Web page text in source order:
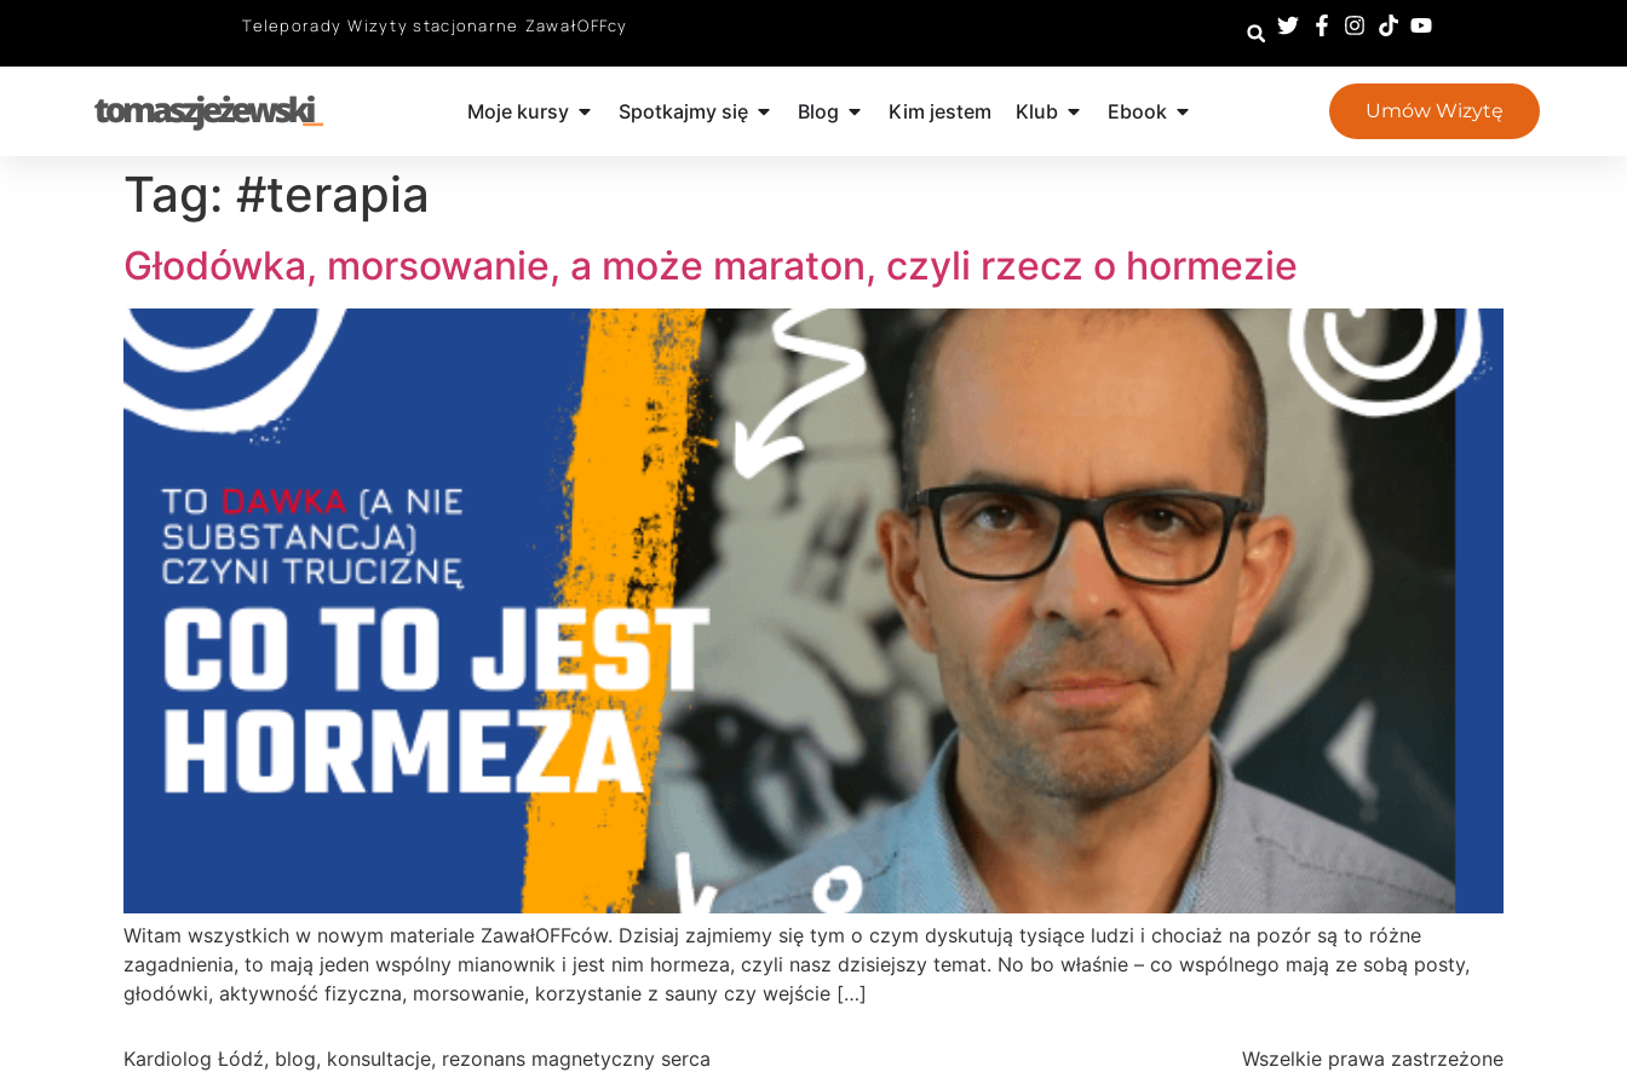
Teleporady Wizyty stacjonarne ZawałOFFcy
Moje kursy Spotkajmy się Blog Kim jestem Klub Ebook Umów Wizytę
Tag: #terapia
Głodówka, morsowanie, a może maraton, czyli rzecz o hormezie
Witam wszystkich w nowym materiale ZawałOFFców. Dzisiaj zajmiemy się tym o czym dyskutują tysiące ludzi i chociaż na pozór są to różne
zagadnienia, to mają jeden wspólny mianownik i jest nim hormeza, czyli nasz dzisiejszy temat. No bo właśnie – co wspólnego mają ze sobą posty,
głodówki, aktywność fizyczna, morsowanie, korzystanie z sauny czy wejście […]
Kardiolog Łódź, blog, konsultacje, rezonans magnetyczny serca Wszelkie prawa zastrzeżone